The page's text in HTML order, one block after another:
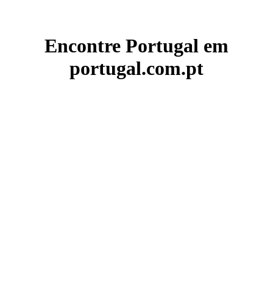
Encontre Portugal em
portugal.com.pt